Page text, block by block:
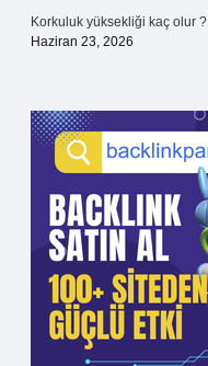
Korkuluk yüksekliği kaç olur ?
Haziran 23, 2026